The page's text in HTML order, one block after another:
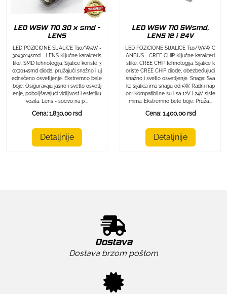
LED W5W T10 30 x smd -
LENS
LED POZICIONE SIJALICE T10/W5W -
30x3014smd - LENS Ključne karakteris
tike: SMD tehnologija: Sijalice koriste 3
0x3014smd dioda, pružajući snažno i uj
ednačeno osvetljenje. Ekstremno bele
boje: Osiguravaju jasno i svetlo osvetlj
enje, poboljšavajući vidljivost i estetiku
vozila. Lens - socivo na p...
Cena: 1.830,00 rsd
Detaljnije
LED W5W T10 5Wsmd,
LENS 12 i 24V
LED POZICIONE SIJALICE T10/W5W C
ANBUS - CREE CHIP Ključne karakteri
stike: CREE CHIP tehnologija: Sijalice k
oriste CREE CHIP diode, obezbeđujući
snažno i svetlo osvetljenje. Snaga: Sva
ka sijalica ima snagu od 5W. Radni nap
on: Kompatibilne su i sa 12V i 24V siste
mima. Ekstremno bele boje: Pruža...
Cena: 1.400,00 rsd
Detaljnije
Dostava
Dostava brzom poštom